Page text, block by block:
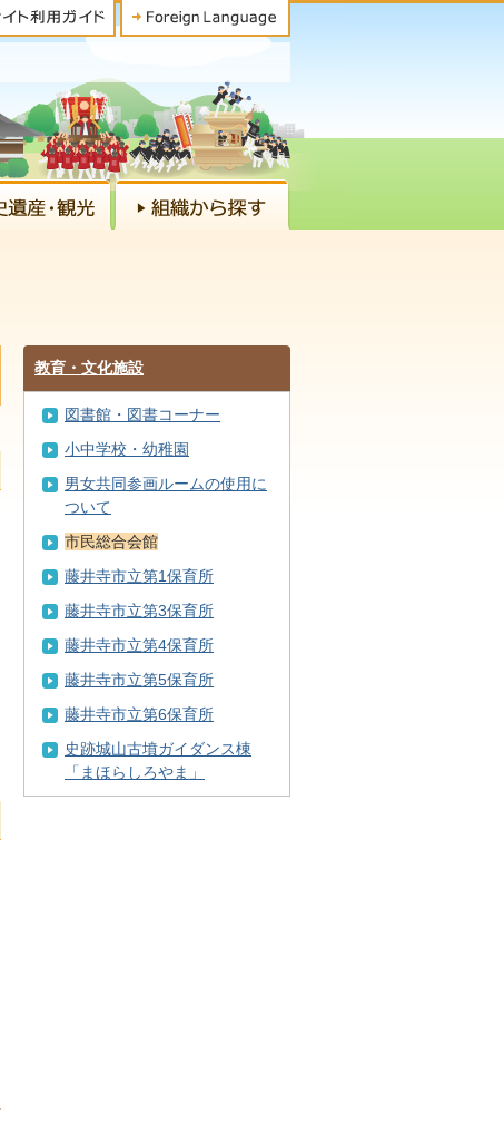
教育・文化施設
図書館・図書コーナー
小中学校・幼稚園
男女共同参画ルームの使用に
ついて
市民総合会館
藤井寺市立第1保育所
藤井寺市立第3保育所
藤井寺市立第4保育所
藤井寺市立第5保育所
藤井寺市立第6保育所
史跡城山古墳ガイダンス棟
「まほらしろやま」